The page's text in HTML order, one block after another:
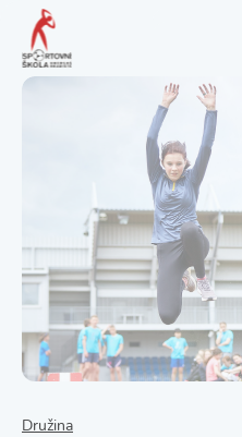
Družina